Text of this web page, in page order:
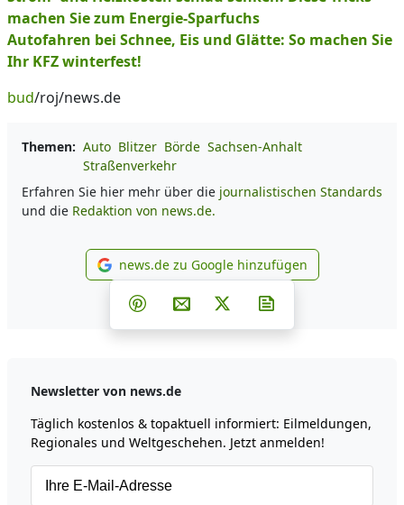
machen Sie zum Energie-Sparfuchs
Autofahren bei Schnee, Eis und Glätte: So machen Sie
Ihr KFZ winterfest!
bud/roj/news.de
Themen: Auto Blitzer Börde Sachsen-Anhalt
Straßenverkehr
Erfahren Sie hier mehr über die journalistischen Standards
und die Redaktion von news.de.
news.de zu Google
news.de zu Google hinzufügen
Teilen auf Facebook
Teilen auf Whatsapp
Teilen auf Telegram
Teilen auf Pinterest
Per E-Mail teilen
Post auf X
Newsletter von news.de
Täglich kostenlos & topaktuell informiert: Eilmeldungen,
Regionales und Weltgeschehen. Jetzt anmelden!